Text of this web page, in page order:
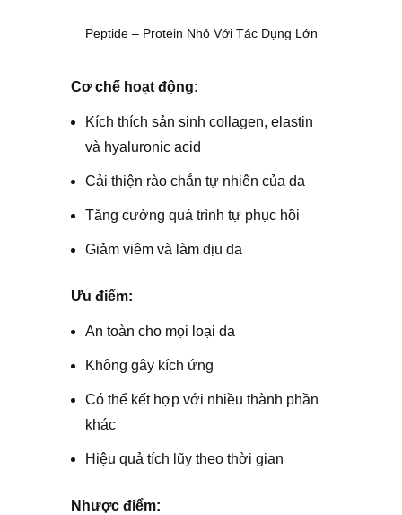
Peptide – Protein Nhỏ Với Tác Dụng Lớn
Cơ chế hoạt động:
Kích thích sản sinh collagen, elastin
và hyaluronic acid
Cải thiện rào chắn tự nhiên của da
Tăng cường quá trình tự phục hồi
Giảm viêm và làm dịu da
Ưu điểm:
An toàn cho mọi loại da
Không gây kích ứng
Có thể kết hợp với nhiều thành phần
khác
Hiệu quả tích lũy theo thời gian
Nhược điểm: